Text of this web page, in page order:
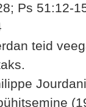
Ps 51:12-
teid
Jourdani